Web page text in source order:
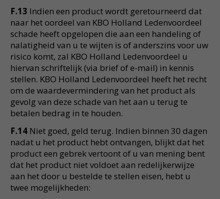
F.13 Indien een product wordt geretourneerd dat
naar het oordeel van KBO Holland Ledenvoordeel
schade heeft opgelopen die aan een handeling of
nalatigheid van u te wijten is of anderszins voor uw
risico komt, zal KBO Holland Ledenvoordeel u
hiervan schriftelijk (via brief of e-mail) in kennis
stellen. KBO Holland Ledenvoordeel heeft het recht
om de waardevermindering van het product als
gevolg van deze schade van het aan u terug te
betalen bedrag in te houden.
F.14 Niet goed, geld terug. Indien binnen 30 dagen
nadat u het product hebt ontvangen, blijkt dat het
product een gebrek vertoont of u van mening bent
dat het product niet voldoet aan redelijkerwijze
aan het door u bestelde te stellen eisen, hebt u
twee mogelijkheden: